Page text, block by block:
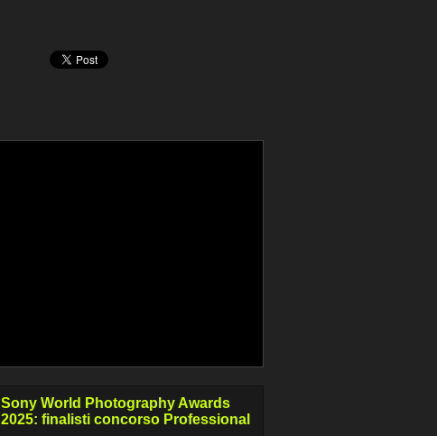
Sony World Photography Awards
2025: finalisti concorso Professional